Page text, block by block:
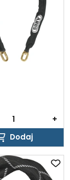
+
Dodaj
Dodaj